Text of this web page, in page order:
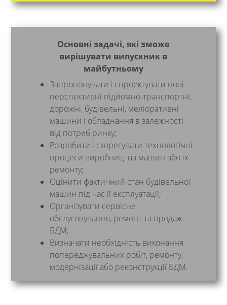
Основні задачі, які зможе
вирішувати випускник в
майбутньому
Запропонувати і спроектувати нові
перспективні підйомно-транспортні,
дорожні, будівельні, меліоративні
машини і обладнання в залежності
від потреб ринку;
Розробити і скорегувати технологічні
процеси виробництва машин або їх
ремонту;
Оцінити фактичний стан будівельної
машин під час її експлуатації;
Організувати сервісне
обслуговування, ремонт та продаж
БДМ;
Визначати необхідність виконання
попереджувальних робіт, ремонту,
модернізації або реконструкції БДМ.